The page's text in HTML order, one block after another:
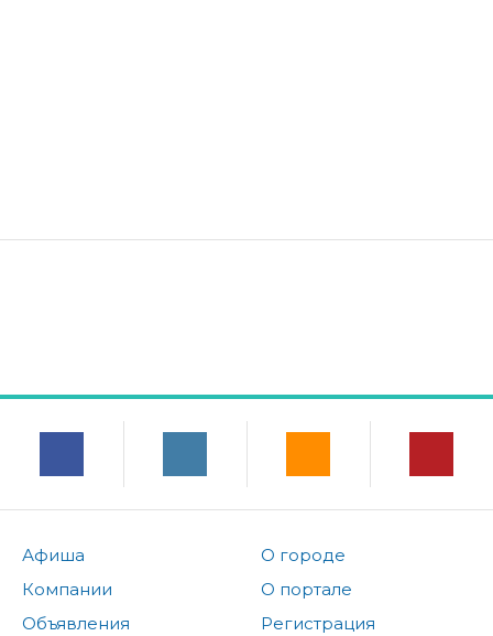
Афиша
Компании
Объявления
О городе
О портале
Регистрация